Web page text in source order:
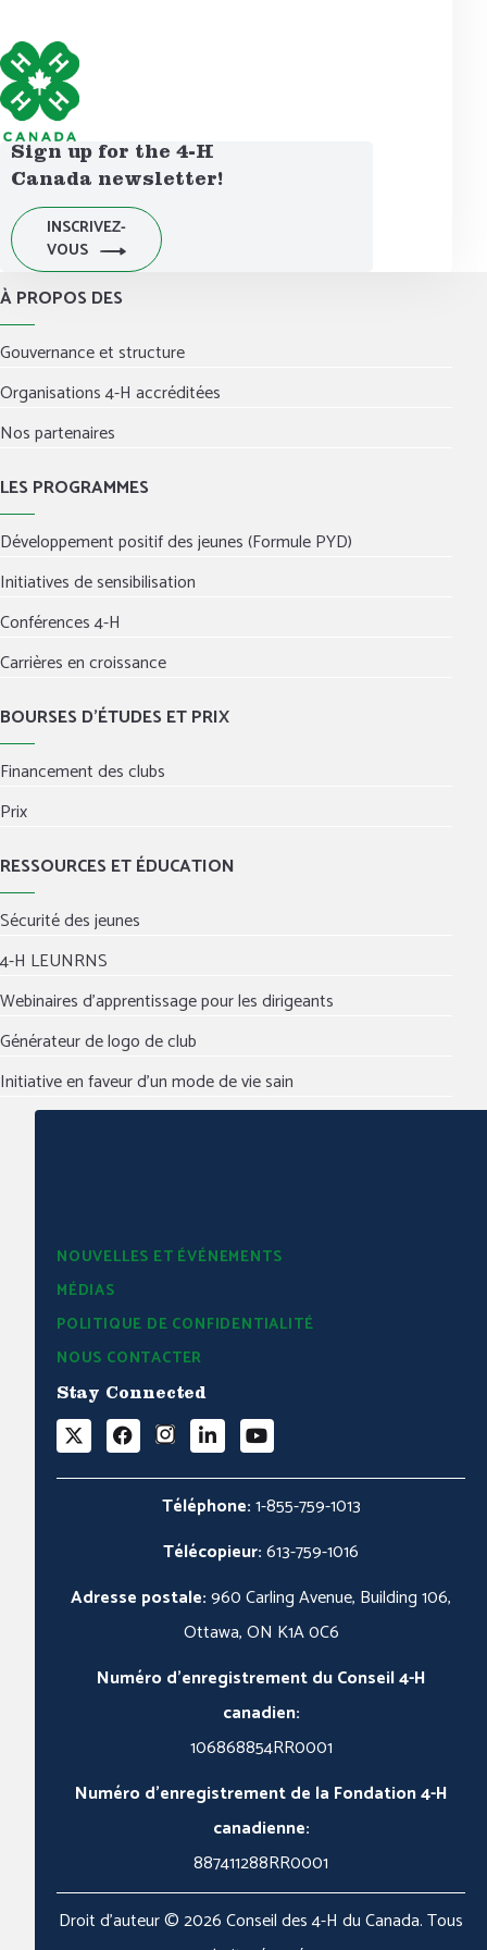
Sign up for the 4-H
Canada newsletter!
INSCRIVEZ-
VOUS
À PROPOS DES
Gouvernance et structure
Organisations 4-H accréditées
Nos partenaires
LES PROGRAMMES
Développement positif des jeunes (Formule PYD)
Initiatives de sensibilisation
Conférences 4-H
Carrières en croissance
BOURSES D’ÉTUDES ET PRIX
Financement des clubs
Prix
RESSOURCES ET ÉDUCATION
Sécurité des jeunes
4-H LEUNRNS
Webinaires d’apprentissage pour les dirigeants
Générateur de logo de club
Initiative en faveur d’un mode de vie sain
NOUVELLES ET ÉVÉNEMENTS
MÉDIAS
POLITIQUE DE CONFIDENTIALITÉ
NOUS CONTACTER
Stay Connected
Téléphone:1-855-759-1013
Télécopieur:613-759-1016
Adresse postale:960 Carling Avenue, Building 106,
Ottawa, ON K1A 0C6
Numéro d'enregistrement du Conseil 4-H
canadien:
106868854RR0001
Numéro d'enregistrement de la Fondation 4-H
canadienne:
887411288RR0001
Droit d'auteur © 2026 Conseil des 4-H du Canada. Tous